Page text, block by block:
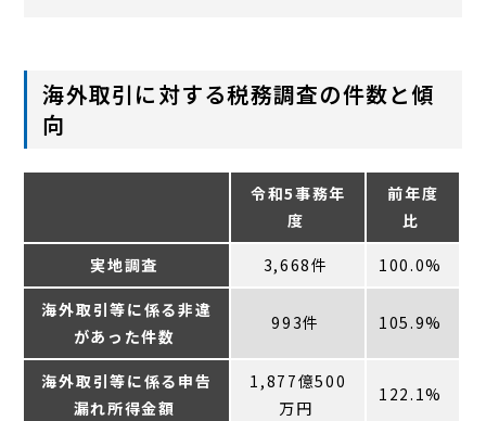
海外取引に対する税務調査の件数と傾
向
令和5事務年
度
前年度
比
実地調査 3,668件 100.0%
海外取引等に係る非違
があった件数
993件 105.9%
海外取引等に係る申告
漏れ所得金額
1,877億500
万円
122.1%